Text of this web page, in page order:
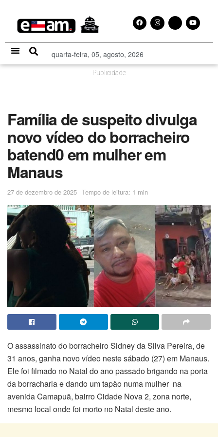
quarta-feira, 05, agosto, 2026
Publicidade
Família de suspeito divulga
novo vídeo do borracheiro
batend0 em mulher em
Manaus
27 de dezembro de 2025 Tempo de leitura: 1 min
O assassinato do borracheiro Sidney da Silva Pereira, de
31 anos, ganha novo vídeo neste sábado (27) em Manaus.
Ele foi filmado no Natal do ano passado brigando na porta
da borracharia e dando um tapão numa mulher na
avenida Camapuã, bairro Cidade Nova 2, zona norte,
mesmo local onde foi morto no Natal deste ano.